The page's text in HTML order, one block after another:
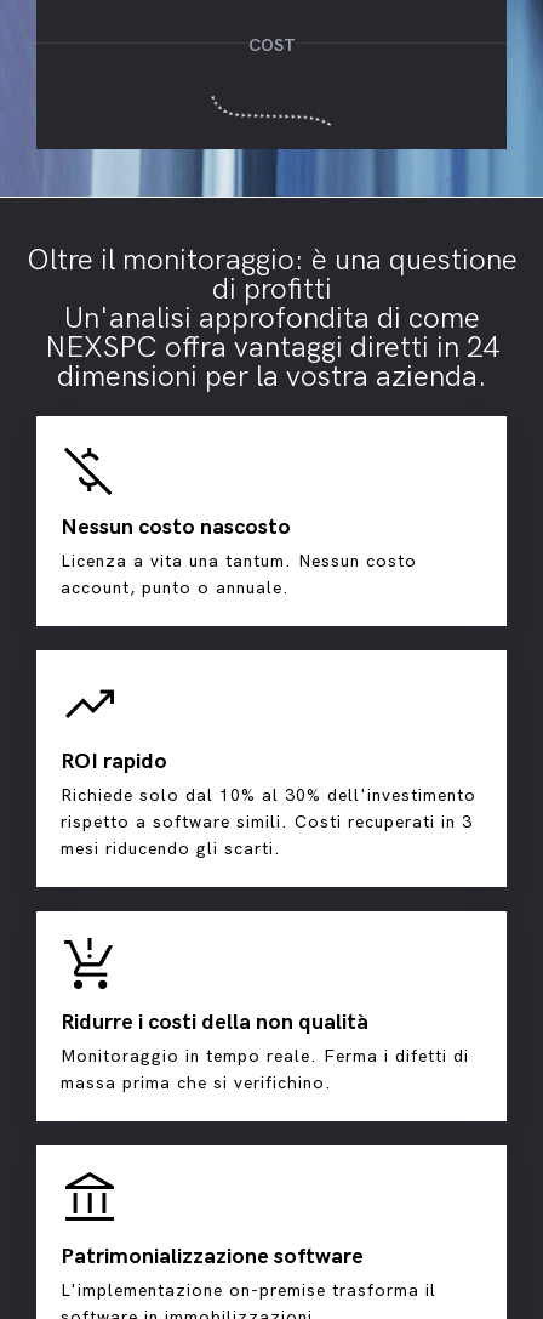
COST
Oltre il monitoraggio: è una questione
di profitti
Un'analisi approfondita di come
NEXSPC offra vantaggi diretti in 24
dimensioni per la vostra azienda.
money_off
Nessun costo nascosto
Licenza a vita una tantum. Nessun costo
account, punto o annuale.
trending_up
ROI rapido
Richiede solo dal 10% al 30% dell'investimento
rispetto a software simili. Costi recuperati in 3
mesi riducendo gli scarti.
production_quantity_limits
Ridurre i costi della non qualità
Monitoraggio in tempo reale. Ferma i difetti di
massa prima che si verifichino.
account_balance
Patrimonializzazione software
L'implementazione on-premise trasforma il